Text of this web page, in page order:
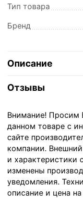
Тип товара
Бренд
Описание
Отзывы
Внимание! Просим
данном товаре с
сайте
компании.
и характеристики
изменены
уведомления.
описание и цена